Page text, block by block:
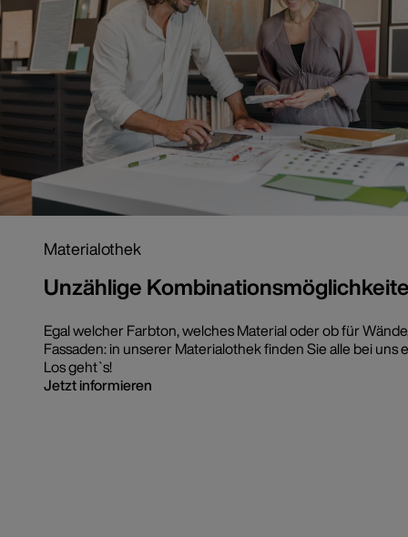
Materialothek
Unzählige
Egal welcher Farbton, welches Material oder ob für
Fassaden: in unserer Materialothek finden Sie alle bei uns
Los geht`s!
Jetzt informieren